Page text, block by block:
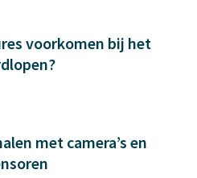
voorkomen bij het
met camera’s en